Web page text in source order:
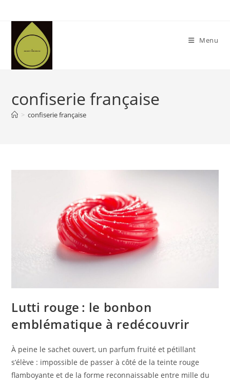
content
Menu
confiserie française
> confiserie française
Lutti rouge : le bonbon
emblématique à redécouvrir
À peine le sachet ouvert, un parfum fruité et pétillant
s’élève : impossible de passer à côté de la teinte rouge
flamboyante et de la forme reconnaissable entre mille du